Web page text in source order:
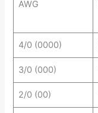
AWG
4/0 (0000)
3/0 (000)
2/0 (00)